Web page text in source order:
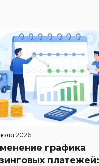
2026
графика
платежей: